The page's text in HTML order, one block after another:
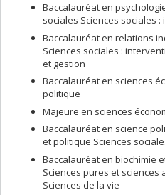
Baccalauréat en
sociales Sciences sociales
Baccalauréat en relations
Sciences sociales :
et gestion
Baccalauréat en sciences
politique
Majeure en sciences
Baccalauréat en science
et politique Sciences
Baccalauréat en biochimie
Sciences pures et sciences
Sciences de la vie